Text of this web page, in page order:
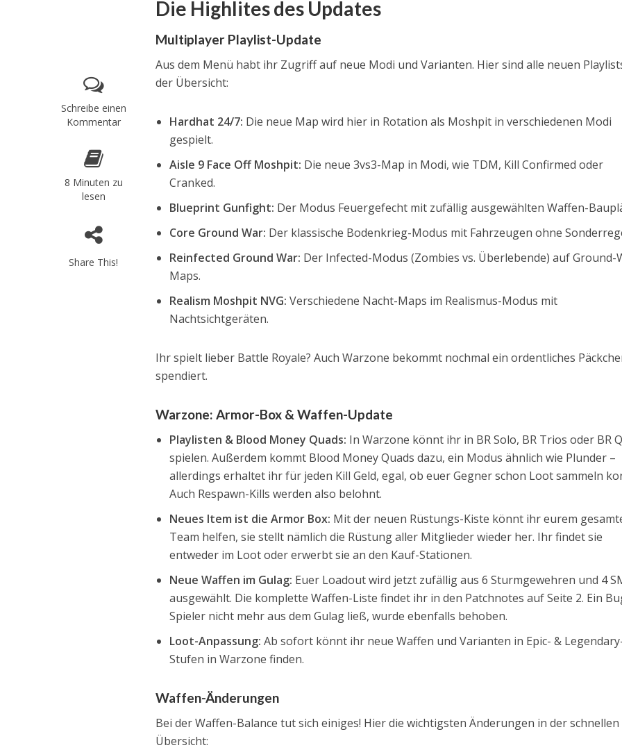
Schreibe einen
Kommentar
8 Minuten zu
lesen
Share This!
Die Highlites des Updates
Multiplayer Playlist-Update
Aus dem Menü habt ihr Zugriff auf neue Modi und Varianten. Hier sind alle neuen
der Übersicht:
Hardhat 24/7: Die neue Map wird hier in Rotation als Moshpit in verschiedenen Modi
gespielt.
Aisle 9 Face Off Moshpit: Die neue 3vs3-Map in Modi, wie TDM, Kill Confirmed oder
Cranked.
Blueprint Gunfight: Der Modus Feuergefecht mit zufällig ausgewählten Waffen-
Core Ground War: Der klassische Bodenkrieg-Modus mit Fahrzeugen ohne
Reinfected Ground War: Der Infected-Modus (Zombies vs. Überlebende) auf Ground-
Maps.
Realism Moshpit NVG: Verschiedene Nacht-Maps im Realismus-Modus mit
Nachtsichtgeräten.
Ihr spielt lieber Battle Royale? Auch Warzone bekommt nochmal ein ordentliches
spendiert.
Warzone: Armor-Box & Waffen-Update
Playlisten & Blood Money Quads: In Warzone könnt ihr in BR Solo, BR Trios oder BR
spielen. Außerdem kommt Blood Money Quads dazu, ein Modus ähnlich wie Plunder –
allerdings erhaltet ihr für jeden Kill Geld, egal, ob euer Gegner schon Loot sammeln
Auch Respawn-Kills werden also belohnt.
Neues Item ist die Armor Box: Mit der neuen Rüstungs-Kiste könnt ihr eurem
Team helfen, sie stellt nämlich die Rüstung aller Mitglieder wieder her. Ihr findet sie
entweder im Loot oder erwerbt sie an den Kauf-Stationen.
Neue Waffen im Gulag: Euer Loadout wird jetzt zufällig aus 6 Sturmgewehren und 4
ausgewählt. Die komplette Waffen-Liste findet ihr in den Patchnotes auf Seite 2. Ein
Spieler nicht mehr aus dem Gulag ließ, wurde ebenfalls behoben.
Loot-Anpassung: Ab sofort könnt ihr neue Waffen und Varianten in Epic- &
Stufen in Warzone finden.
Waffen-Änderungen
Bei der Waffen-Balance tut sich einiges! Hier die wichtigsten Änderungen in der schnellen
Übersicht: